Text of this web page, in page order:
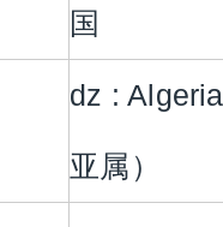
国
dz :
亚属）